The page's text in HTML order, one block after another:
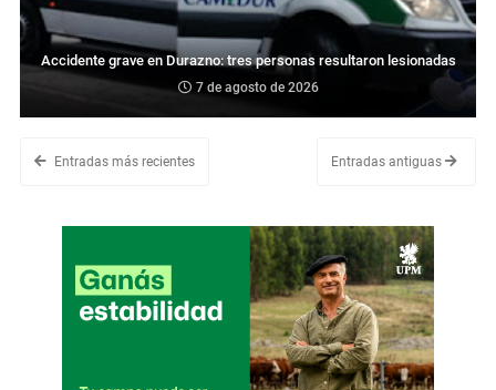
Accidente grave en Durazno: tres personas resultaron lesionadas
7 de agosto de 2026
Entradas más recientes Entradas antiguas